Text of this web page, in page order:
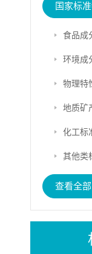
国家标
食品成
环境成
物理特
地质矿
化工标
其他类
查看全部